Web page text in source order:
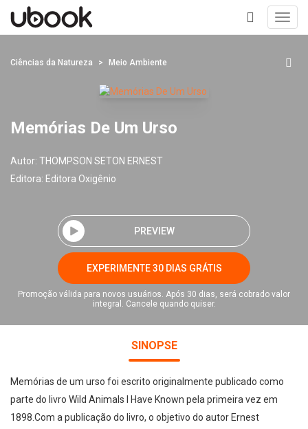
+
Ciências da Natureza Meio Ambiente
Memórias De Um Urso
Autor: THOMPSON SETON ERNEST
Editora: Editora Oxigênio
PREVIEW
EXPERIMENTE 30 DIAS GRÁTIS
Promoção válida para novos usuários. Após 30 dias, será cobrado valor
integral. Cancele quando quiser.
SINOPSE
Memórias de um urso foi escrito originalmente publicado como
parte do livro Wild Animals I Have Known pela primeira vez em
1898.Com a publicação do livro, o objetivo do autor Ernest